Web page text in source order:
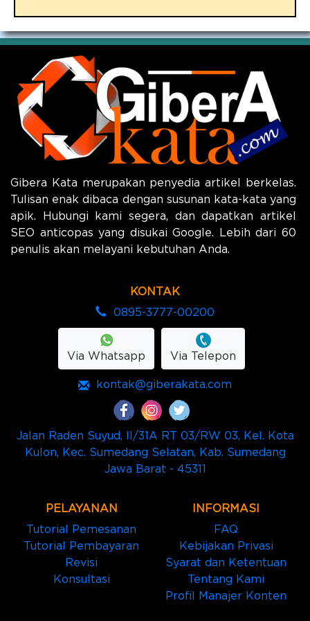
Gibera Kata merupakan penyedia artikel berkelas.
Tulisan enak dibaca dengan susunan kata-kata yang
apik. Hubungi kami segera, dan dapatkan artikel
SEO anticopas yang disukai Google. Lebih dari 60
penulis akan melayani kebutuhan Anda.
KONTAK
0895-3777-00200
Via Whatsapp Via Telepon
kontak@giberakata.com
Jalan Raden Suyud, II/31A RT 03/RW 03, Kel. Kota
Kulon, Kec. Sumedang Selatan, Kab. Sumedang
Jawa Barat - 45311
PELAYANAN
Tutorial Pemesanan
Tutorial Pembayaran
Revisi
Konsultasi
INFORMASI
FAQ
Kebijakan Privasi
Syarat dan Ketentuan
Tentang Kami
Profil Manajer Konten